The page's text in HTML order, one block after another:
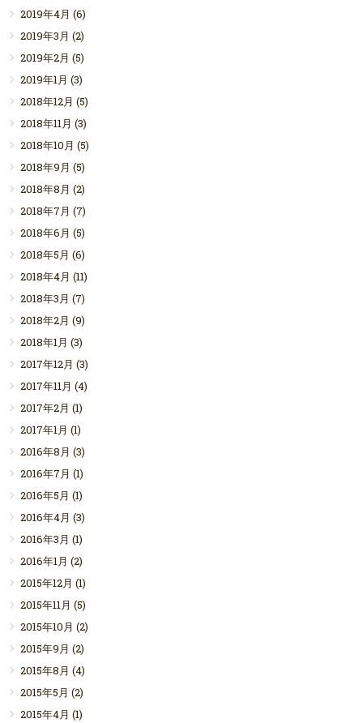
2019年4月 (6)
2019年3月 (2)
2019年2月 (5)
2019年1月 (3)
2018年12月 (5)
2018年11月 (3)
2018年10月 (5)
2018年9月 (5)
2018年8月 (2)
2018年7月 (7)
2018年6月 (5)
2018年5月 (6)
2018年4月 (11)
2018年3月 (7)
2018年2月 (9)
2018年1月 (3)
2017年12月 (3)
2017年11月 (4)
2017年2月 (1)
2017年1月 (1)
2016年8月 (3)
2016年7月 (1)
2016年5月 (1)
2016年4月 (3)
2016年3月 (1)
2016年1月 (2)
2015年12月 (1)
2015年11月 (5)
2015年10月 (2)
2015年9月 (2)
2015年8月 (4)
2015年5月 (2)
2015年4月 (1)